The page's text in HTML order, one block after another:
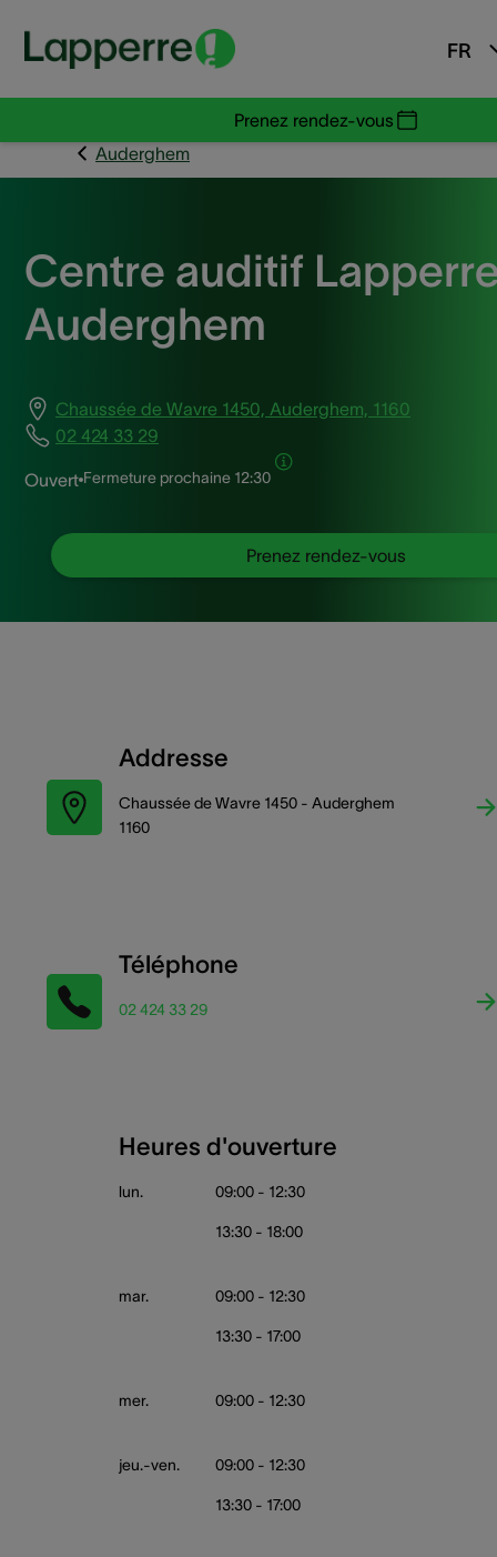
FR
Prenez rendez-vous
Auderghem
Centre auditif
Auderghem
Chaussée de Wavre 1450, Auderghem, 1160
02 424 33 29
Ouvert Fermeture prochaine 12:30
Prenez rendez-vous
Addresse
Chaussée de Wavre 1450 - Auderghem
1160
Téléphone
02 424 33 29
Heures d'ouverture
lun. 09:00 - 12:30
13:30 - 18:00
mar. 09:00 - 12:30
13:30 - 17:00
mer. 09:00 - 12:30
jeu.-ven. 09:00 - 12:30
13:30 - 17:00